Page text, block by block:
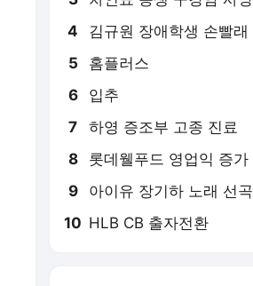
4 김규원 장애학생 손빨래
5 홈플러스
6 입추
7 하영 증조부 고종 진료
8 롯데웰푸드 영업익 증가
9 아이유 장기하 노래 선곡
10 HLB CB 출자전환